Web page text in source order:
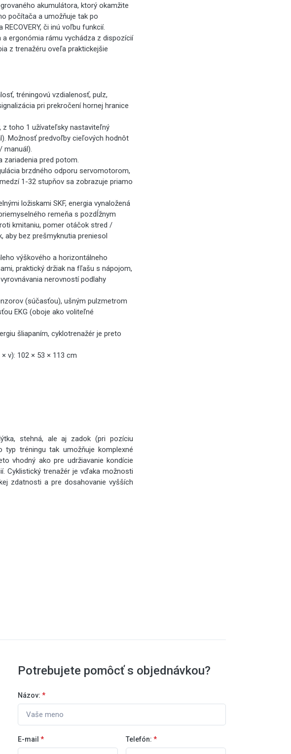
akumulátora, ktorý okamžite
počítača a umožňuje tak po
či inú voľbu funkcií.
a ergonómia rámu vychádza z dispozícií
z trenažéru oveľa praktickejšie
tréningovú vzdialenosť, pulz,
pri prekročení hornej hranice
z toho 1 užívateľsky nastaviteľný
Možnosť predvoľby cieľových hodnôt
manuál).
zariadenia pred potom.
brzdného odporu servomotorom,
1-32 stupňov sa zobrazuje priamo
ložiskami SKF, energia vynaložená
remeňa s pozdĺžnym
kmitaniu, pomer otáčok stred /
aby bez prešmyknutia preniesol
výškového a horizontálneho
praktický držiak na fľašu s nápojom,
nerovností podlahy
(súčasťou), ušným pulzmetrom
EKG (oboje ako voliteľné
šliapaním, cyklotrenažér je preto
v): 102 × 53 × 113 cm
stehná, ale aj zadok (pri pozíciu
tréningu tak umožňuje komplexné
vhodný ako pre udržiavanie kondície
Cyklistický trenažér je vďaka možnosti
zdatnosti a pre dosahovanie vyšších
Potrebujete pomôcť s objednávkou?
Názov: *
E-mail * Telefón: *